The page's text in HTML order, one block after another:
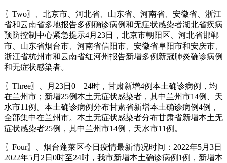
〖Two〗、北京市、河北省、山东省、河南省、安徽省、浙江
省和云南省多地报告多例确诊病例和无症状感染者湖北省疾病
预防控制中心紧急提示4月23日，北京市朝阳区、河北省邯郸
市、山东省烟台市、河南省信阳市、安徽省阜阳市和安庆市、
浙江省杭州市和云南省红河州报告新增多例新冠肺炎确诊病例
和无症状感染者。
〖Three〗、月23日0—24时，甘肃新增4例本土确诊病例，均
在兰州市；新增25例本土无症状感染者，其中兰州市14例、天
水市11例。本土确诊病例分布甘肃省新增本土确诊病例4例，
全部集中在兰州市。本土无症状感染者分布甘肃省新增本土无
症状感染者25例，其中兰州市14例，天水市11例。
〖Four〗、烟台蓬莱区今日疫情最新情况时间：2022年5月3日
2022年5月2日0时至24时，我市新增本土确诊病例1例，新增本